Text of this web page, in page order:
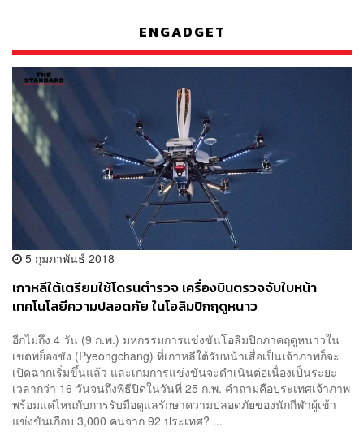
ENGADGET
5 กุมภาพันธ์ 2018
เกาหลีใต้เตรียมใช้โดรนตำรวจ เครื่องบินตรวจจับใบหน้า
เทคโนโลยีความปลอดภัย ในโอลิมปิกฤดูหนาว
อีกไม่ถึง 4 วัน (9 ก.พ.) มหกรรมการแข่งขันโอลิมปิกภาคฤดูหนาวใน
เขตพย็องชัง (Pyeongchang) ที่เกาหลีใต้รับหน้าเสื่อเป็นเจ้าภาพก็จะ
เปิดฉากเริ่มขึ้นแล้ว และเกมการแข่งขันจะดำเนินต่อเนื่องเป็นระยะ
เวลากว่า 16 วันจนถึงพิธีปิดในวันที่ 25 ก.พ. คำถามคือประเทศเจ้าภาพ
พร้อมแค่ไหนกับการรับมือดูแลรักษาความปลอดภัยของนักกีฬาผู้เข้า
แข่งขันเกือบ 3,000 คนจาก 92 ประเทศ? ...